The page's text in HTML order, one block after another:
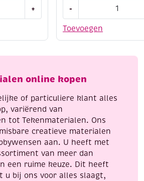
+
Toevoegen
-
peertjes
x
mm,
stuks
online kopen
of particuliere klant alles
variërend van
tot Tekenmaterialen. Ons
creatieve materialen
aan. U heeft met
van meer dan
een ruime keuze. Dit heeft
u bij ons voor alles slaagt,